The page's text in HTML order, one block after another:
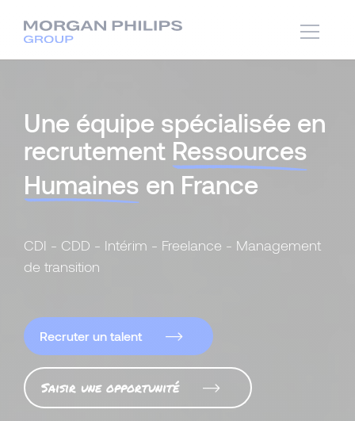
Une équipe spécialisée en
recrutement Ressources
Humaines en France
CDI - CDD - Intérim - Freelance - Management
de transition
Recruter un talent
Saisir une opportunité